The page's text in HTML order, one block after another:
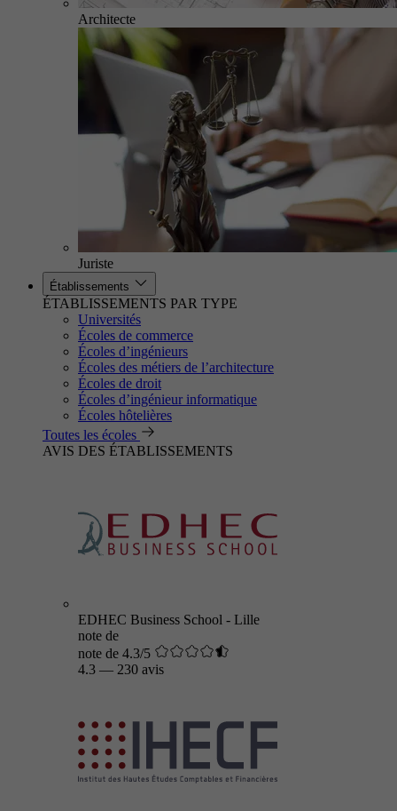
Architecte
Juriste
Établissements
ÉTABLISSEMENTS PAR TYPE
Universités
Écoles de commerce
Écoles d’ingénieurs
Écoles des métiers de l’architecture
Écoles de droit
Écoles d’ingénieur informatique
Écoles hôtelières
Toutes les écoles
AVIS DES ÉTABLISSEMENTS
EDHEC Business School - Lille
note de
note de 4.3/5
4.3 — 230 avis